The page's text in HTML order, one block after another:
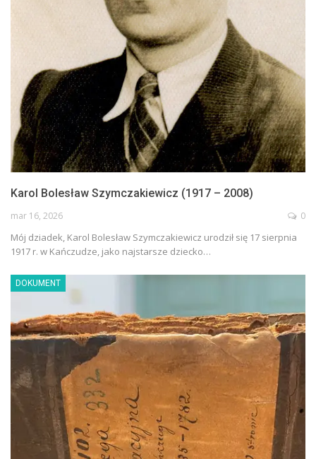
Karol Bolesław Szymczakiewicz (1917 – 2008)
mar 16, 2026 0
Mój dziadek, Karol Bolesław Szymczakiewicz urodził się 17 sierpnia
1917 r. w Kańczudze, jako najstarsze dziecko…
DOKUMENT